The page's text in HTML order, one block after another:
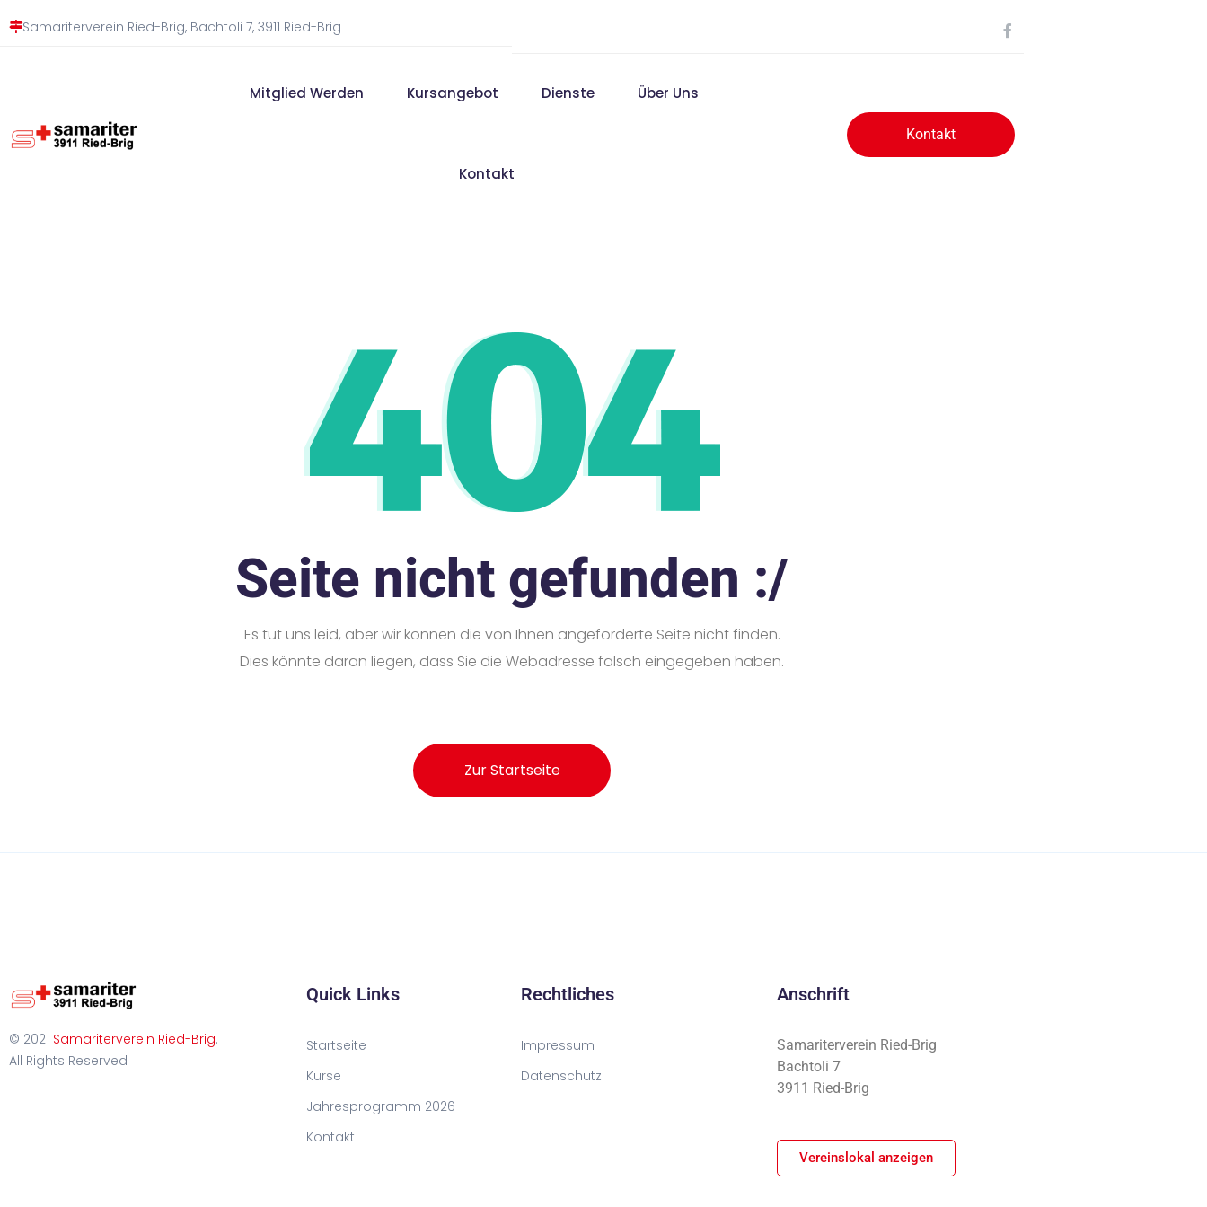
Samariterverein Ried-Brig, Bachtoli 7, 3911 Ried-Brig
Mitglied Werden Kursangebot Dienste Über Uns
Kontakt
Kontakt
Seite nicht gefunden :/
Es tut uns leid, aber wir können die von Ihnen angeforderte Seite nicht finden.
Dies könnte daran liegen, dass Sie die Webadresse falsch eingegeben haben.
Zur Startseite
© 2021 Samariterverein Ried-Brig.
All Rights Reserved
Quick Links
Startseite
Kurse
Jahresprogramm 2026
Kontakt
Rechtliches
Impressum
Datenschutz
Anschrift
Samariterverein Ried-Brig
Bachtoli 7
3911 Ried-Brig
Vereinslokal anzeigen